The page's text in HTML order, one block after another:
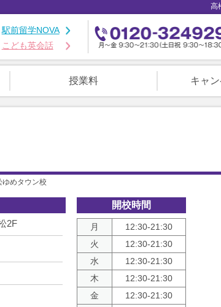
高
駅前留学NOVA
こども英会話
授業料 キャ
ゆめタウン校
2F
開校時間
月
12:30-21:30
火
12:30-21:30
水
12:30-21:30
木
12:30-21:30
金
12:30-21:30